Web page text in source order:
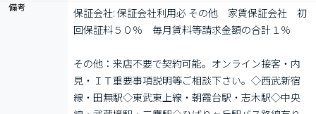
備考
保証会社: 保証会社利用必 その他　家賃保証会社　初
回保証料５０％　毎月賃料等請求金額の合計１％
その他：来店不要で契約可能。オンライン接客・内
見・ＩＴ重要事項説明等ご相談下さい。◇西武新宿
線・田無駅◇東武東上線・朝霞台駅・志木駅◇中央